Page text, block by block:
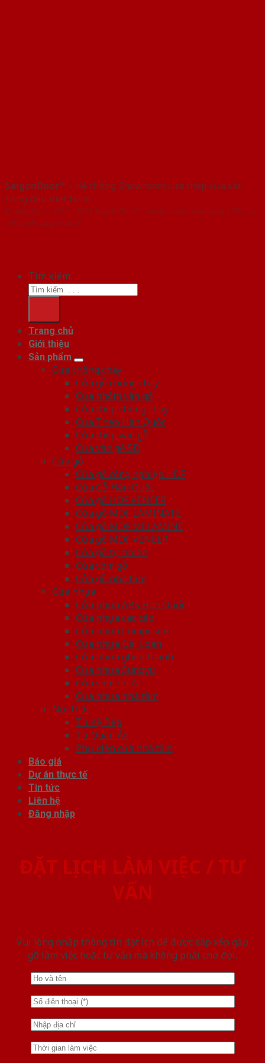
SaigonDoor™ - Hệ thống Showroom cửa thép cửa sắt
hàng đầu Việt Nam
Copyright ⓒ 2016 – 2026 SaigonDoor™ - www.cuanhuaabs.org | Đơn vị
chủ quản SaigonDoor
Tìm kiếm:
Trang chủ
Giới thiệu
Sản phẩm
Cửa chống cháy
Cửa gỗ chống cháy
Cửa nhôm vân gỗ
Cửa thép chống cháy
Cửa Thép Hàn Quốc
Cửa thép vân gỗ
Cửa vân gỗ 5D
Cửa gỗ
Cửa gỗ công nghiệp HDF
Cửa Gỗ Hàn Quốc
Cửa gỗ HDF VENEER
Cửa gỗ MDF LAMINATE
Cửa gỗ MDF MELAMINE
Cửa gỗ MDF VENEER
Cửa gỗ tự nhiên
Cửa vòm gỗ
Cửa gỗ nhà tắm
Cửa nhựa
Cửa nhựa ABS Hàn Quốc
Cửa nhựa cao cấp
Cửa nhựa Composite
Cửa nhựa Đài Loan
Cửa nhựa ghép thanh
Cửa nhựa Sungyu
Cửa vòm nhựa
Cửa nhựa nhà tắm
Nội thất
Tủ Kệ Bếp
Tủ Quần Áo
Phụ kiện cửa nhà tắm
Báo giá
Dự án thực tế
Tin tức
Liên hệ
Đăng nhập
ĐẶT LỊCH LÀM VIỆC / TƯ
VẤN
Vui lòng nhập thông tin đặt lịch để được sắp xếp gặp
gỡ làm việc hoăc tư vấn mà không phải chờ đợi.